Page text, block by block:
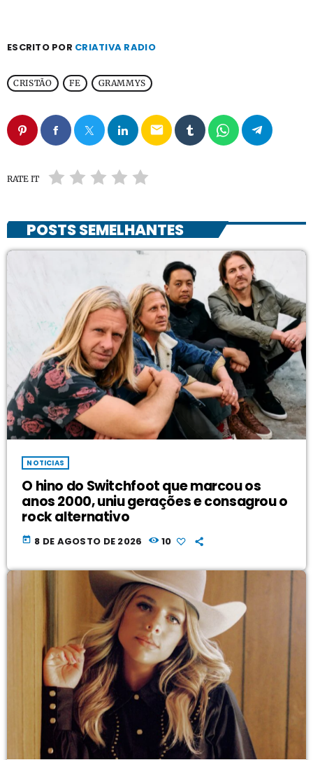
ESCRITO POR CRIATIVA RADIO
CRISTÃO FE GRAMMYS
email
RATE IT
POSTS SEMELHANTES
NOTICIAS
O hino do Switchfoot que marcou os
anos 2000, uniu gerações e consagrou o
rock alternativo
today 8 DE AGOSTO DE 2026 10